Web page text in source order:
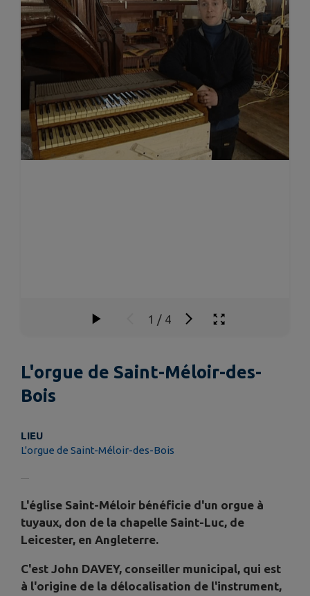
1 / 4
L'orgue de Saint-Méloir-des-
Bois
LIEU
L'orgue de Saint-Méloir-des-Bois
L'église Saint-Méloir bénéficie d'un orgue à
tuyaux, don de la chapelle Saint-Luc, de
Leicester, en Angleterre.
C'est John DAVEY, conseiller municipal, qui est
à l'origine de la délocalisation de l'instrument,